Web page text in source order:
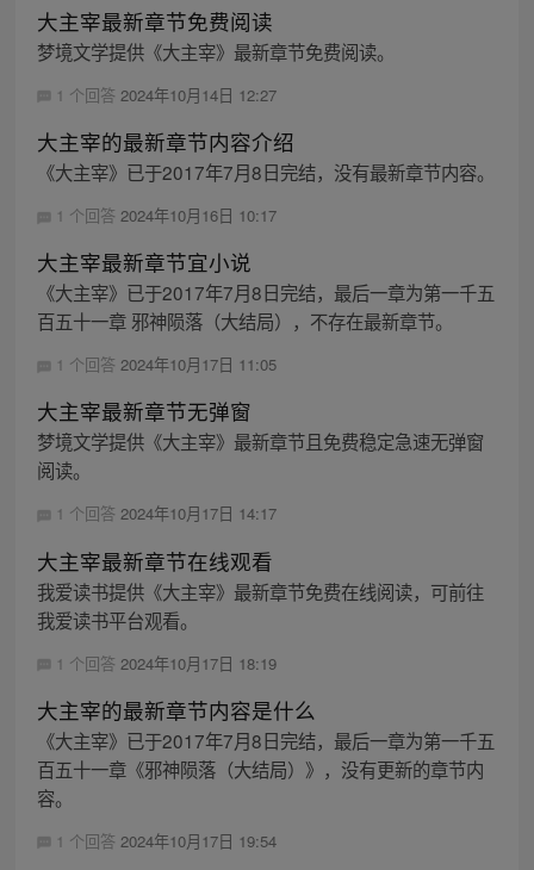
大主宰最新章节免费阅读
梦境文学提供《大主宰》最新章节免费阅读。
1 个回答 2024年10月14日 12:27
大主宰的最新章节内容介绍
《大主宰》已于2017年7月8日完结，没有最新章节内容。
1 个回答 2024年10月16日 10:17
大主宰最新章节宜小说
《大主宰》已于2017年7月8日完结，最后一章为第一千五
百五十一章 邪神陨落（大结局），不存在最新章节。
1 个回答 2024年10月17日 11:05
大主宰最新章节无弹窗
梦境文学提供《大主宰》最新章节且免费稳定急速无弹窗
阅读。
1 个回答 2024年10月17日 14:17
大主宰最新章节在线观看
我爱读书提供《大主宰》最新章节免费在线阅读，可前往
我爱读书平台观看。
1 个回答 2024年10月17日 18:19
大主宰的最新章节内容是什么
《大主宰》已于2017年7月8日完结，最后一章为第一千五
百五十一章《邪神陨落（大结局）》，没有更新的章节内
容。
1 个回答 2024年10月17日 19:54